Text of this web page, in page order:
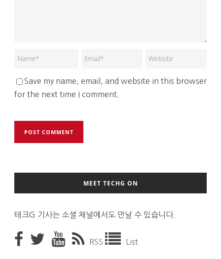
Save my name, email, and website in this browser
for the next time I comment.
MEET TECHG ON
테크G 기사는 소셜 채널에서도 만날 수 있습니다.
RSS List